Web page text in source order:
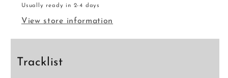
Usually ready in 2-4 days
View store information
Tracklist